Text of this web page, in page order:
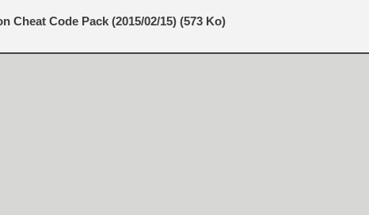
[Mo5] Deux inédits du
[GK] Le beat'em up The
[GK] Endless Legend 2 :
[LS] [PS5] Le WebKit
[GK] Oubliez Crazy Taxi,
[LS] [Switch] NSZ 5.0.0
Cheat Code Pack (2015/02/15) (573 Ko)